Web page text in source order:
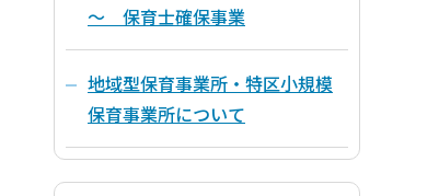
～ 保育士確保事業
地域型保育事業所・特区小規模
保育事業所について